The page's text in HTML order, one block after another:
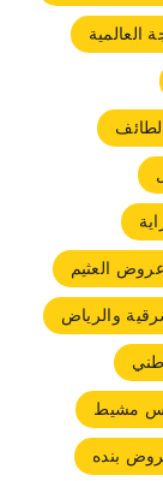
العالمية
عروض العثيم
والرياض
مشيط
بنده